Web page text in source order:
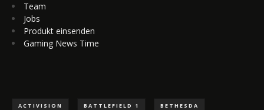
Team
Jobs
Produkt einsenden
Gaming News Time
ACTIVISION BATTLEFIELD 1 BETHESDA